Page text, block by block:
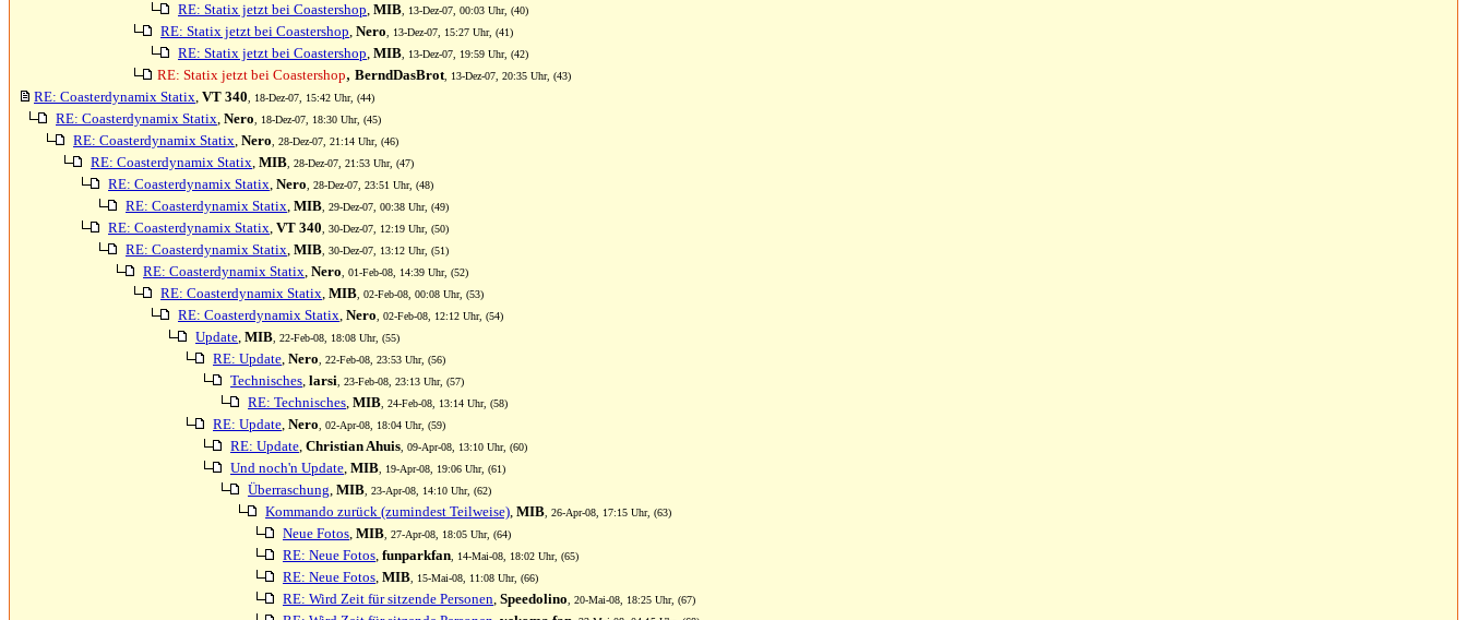
RE: Statix jetzt bei Coastershop, MIB , 13-Dez-07, 00:03 Uhr, (40)
RE: Statix jetzt bei Coastershop, Nero , 13-Dez-07, 15:27 Uhr, (41)
RE: Statix jetzt bei Coastershop, MIB , 13-Dez-07, 19:59 Uhr, (42)
RE: Statix jetzt bei Coastershop, BerndDasBrot , 13-Dez-07, 20:35 Uhr, (43)
RE: Coasterdynamix Statix, VT 340 , 18-Dez-07, 15:42 Uhr, (44)
RE: Coasterdynamix Statix, Nero , 18-Dez-07, 18:30 Uhr, (45)
RE: Coasterdynamix Statix, Nero , 28-Dez-07, 21:14 Uhr, (46)
RE: Coasterdynamix Statix, MIB , 28-Dez-07, 21:53 Uhr, (47)
RE: Coasterdynamix Statix, Nero , 28-Dez-07, 23:51 Uhr, (48)
RE: Coasterdynamix Statix, MIB , 29-Dez-07, 00:38 Uhr, (49)
RE: Coasterdynamix Statix, VT 340 , 30-Dez-07, 12:19 Uhr, (50)
RE: Coasterdynamix Statix, MIB , 30-Dez-07, 13:12 Uhr, (51)
RE: Coasterdynamix Statix, Nero , 01-Feb-08, 14:39 Uhr, (52)
RE: Coasterdynamix Statix, MIB , 02-Feb-08, 00:08 Uhr, (53)
RE: Coasterdynamix Statix, Nero , 02-Feb-08, 12:12 Uhr, (54)
Update, MIB , 22-Feb-08, 18:08 Uhr, (55)
RE: Update, Nero , 22-Feb-08, 23:53 Uhr, (56)
Technisches, larsi , 23-Feb-08, 23:13 Uhr, (57)
RE: Technisches, MIB , 24-Feb-08, 13:14 Uhr, (58)
RE: Update, Nero , 02-Apr-08, 18:04 Uhr, (59)
RE: Update, Christian Ahuis , 09-Apr-08, 13:10 Uhr, (60)
Und noch'n Update, MIB , 19-Apr-08, 19:06 Uhr, (61)
Überraschung, MIB , 23-Apr-08, 14:10 Uhr, (62)
Kommando zurück (zumindest Teilweise), MIB , 26-Apr-08, 17:15 Uhr, (63)
Neue Fotos, MIB , 27-Apr-08, 18:05 Uhr, (64)
RE: Neue Fotos, funparkfan , 14-Mai-08, 18:02 Uhr, (65)
RE: Neue Fotos, MIB , 15-Mai-08, 11:08 Uhr, (66)
RE: Wird Zeit für sitzende Personen, Speedolino , 20-Mai-08, 18:25 Uhr, (67)